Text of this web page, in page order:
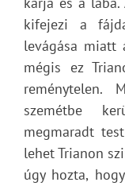
kifejezi a
levágása miatt
mégis ez
reménytelen.
szemétbe
megmaradt
lehet Trianon
úgy hozta,